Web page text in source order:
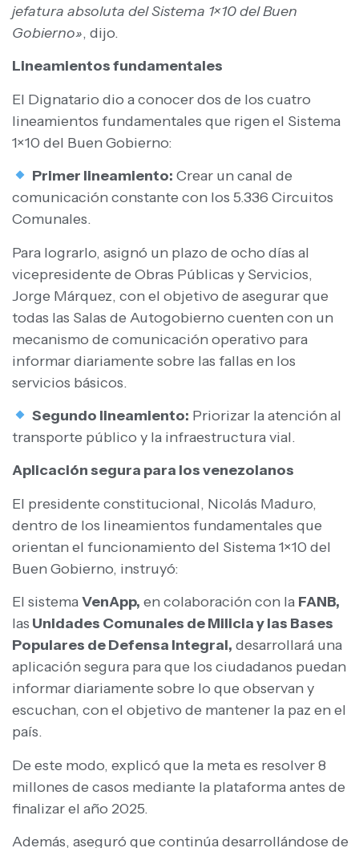
jefatura absoluta del Sistema 1×10 del Buen
Gobierno», dijo.
Lineamientos fundamentales
El Dignatario dio a conocer dos de los cuatro
lineamientos fundamentales que rigen el Sistema
1×10 del Buen Gobierno:
Primer lineamiento: Crear un canal de
comunicación constante con los 5.336 Circuitos
Comunales.
Para lograrlo, asignó un plazo de ocho días al
vicepresidente de Obras Públicas y Servicios,
Jorge Márquez, con el objetivo de asegurar que
todas las Salas de Autogobierno cuenten con un
mecanismo de comunicación operativo para
informar diariamente sobre las fallas en los
servicios básicos.
Segundo lineamiento: Priorizar la atención al
transporte público y la infraestructura vial.
Aplicación segura para los venezolanos
El presidente constitucional, Nicolás Maduro,
dentro de los lineamientos fundamentales que
orientan el funcionamiento del Sistema 1×10 del
Buen Gobierno, instruyó:
El sistemaVenApp, en colaboración con la FANB,
las Unidades Comunales de Milicia y las Bases
Populares de Defensa Integral, desarrollará una
aplicación segura para que los ciudadanos puedan
informar diariamente sobre lo que observan y
escuchan, con el objetivo de mantener la paz en el
país.
De este modo, explicó que la meta es resolver 8
millones de casos mediante la plataforma antes de
finalizar el año 2025.
Además, aseguró que continúa desarrollándose de